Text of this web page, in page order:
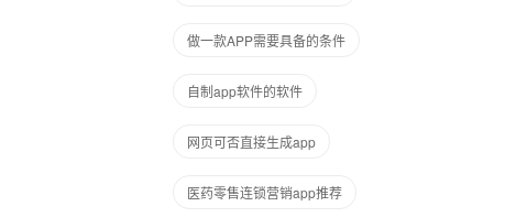
做一款APP需要具备的条件
自制app软件的软件
网页可否直接生成app
医药零售连锁营销app推荐